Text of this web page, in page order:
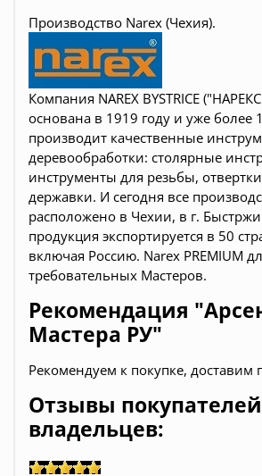
Производство Narex (Чехия).
Компания NAREX BYSTRICE
основана в 1919 году и уже более
производит качественные
деревообработки: столярные
инструменты для резьбы,
державки. И сегодня все
расположено в Чехии, в г.
продукция экспортируется в 50
включая Россию. Narex PREMIUM
требовательных Мастеров.
Рекомендация
Мастера РУ"
Рекомендуем к покупке, доставим
Отзывы
владельцев: